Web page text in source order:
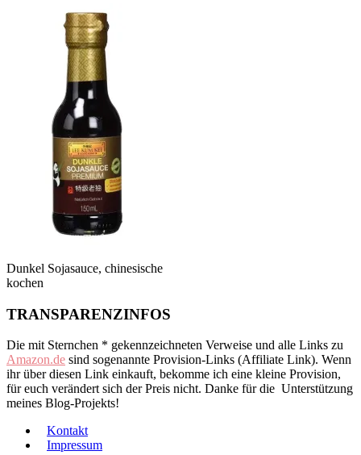
Dunkel Sojasauce, chinesische
kochen
TRANSPARENZINFOS
Die mit Sternchen * gekennzeichneten Verweise und alle Links zu
Amazon.de sind sogenannte Provision-Links (Affiliate Link). Wenn
ihr über diesen Link einkauft, bekomme ich eine kleine Provision,
für euch verändert sich der Preis nicht. Danke für die Unterstützung
meines Blog-Projekts!
Kontakt
Impressum